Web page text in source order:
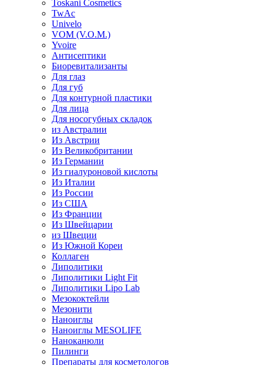
Toskani Cosmetics
TwAc
Univelo
VOM (V.O.M.)
Yvoire
Антисептики
Биоревитализанты
Для глаз
Для губ
Для контурной пластики
Для лица
Для носогубных складок
из Австралии
Из Австрии
Из Великобритании
Из Германии
Из гиалуроновой кислоты
Из Италии
Из России
Из США
Из Франции
Из Швейцарии
из Швеции
Из Южной Кореи
Коллаген
Липолитики
Липолитики Light Fit
Липолитики Lipo Lab
Мезококтейли
Мезонити
Наноиглы
Наноиглы MESOLIFE
Наноканюли
Пилинги
Препараты для косметологов